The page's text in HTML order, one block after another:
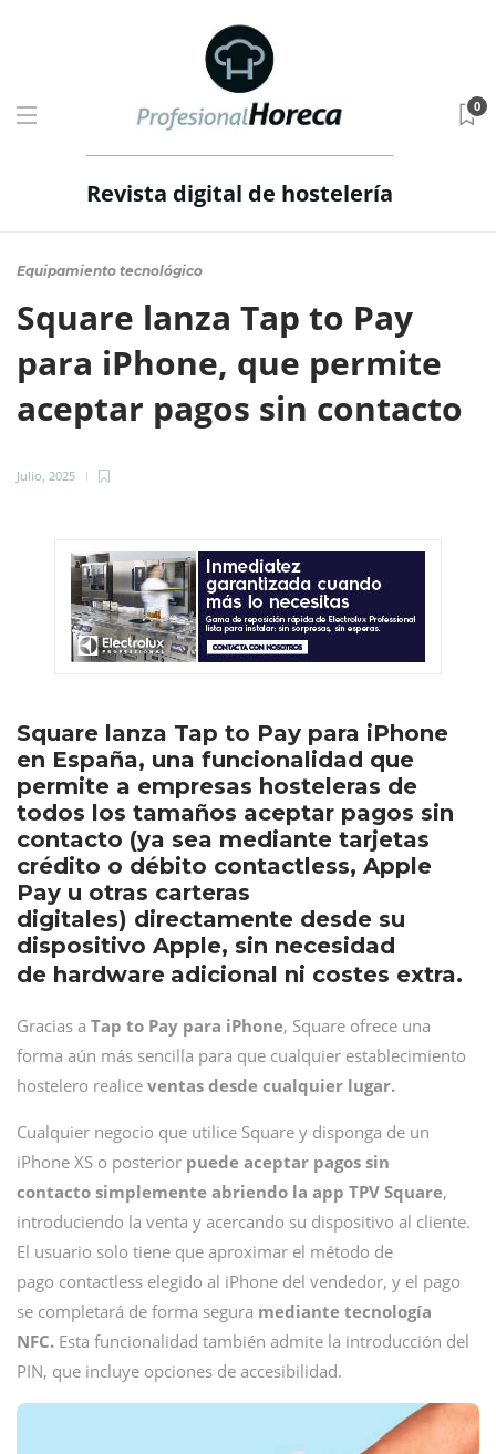
Revista digital de hostelería
0
Equipamiento tecnológico
Square lanza Tap to Pay
para iPhone, que permite
aceptar pagos sin contacto
Julio, 2025
Square lanza Tap to Pay para iPhone
en España, una funcionalidad que
permite a empresas hosteleras de
todos los tamaños aceptar pagos sin
contacto (ya sea mediante tarjetas
crédito o débito contactless, Apple
Pay u otras carteras
digitales) directamente desde su
dispositivo Apple, sin necesidad
de hardware adicional ni costes extra.
Gracias a Tap to Pay para iPhone, Square ofrece una
forma aún más sencilla para que cualquier establecimiento
hostelero realice ventas desde cualquier lugar.
Cualquier negocio que utilice Square y disponga de un
iPhone XS o posterior puede aceptar pagos sin
contacto simplemente abriendo la app TPV Square,
introduciendo la venta y acercando su dispositivo al cliente.
El usuario solo tiene que aproximar el método de
pago contactless elegido al iPhone del vendedor, y el pago
se completará de forma segura mediante tecnología
NFC. Esta funcionalidad también admite la introducción del
PIN, que incluye opciones de accesibilidad.